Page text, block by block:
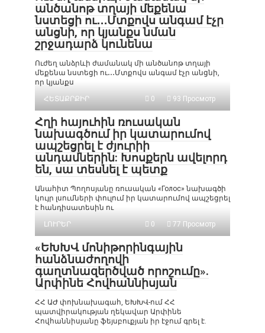
անծանոթ տղայի մեքենա
նստեցի ու․․․Մտքովս անգամ էչր
անցնի, որ կյանքս նման
շրջադարձ կունենա
Ուժեղ անձրևի ժամանակ մի անծանոթ տղայի
մեքենա նստեցի ու․․․Մտքովս անգամ էչր անցնի,
որ կյանքս
ՀԵՏԱՔՐՔԻՐ
0 93 Просмотр
Հղի հայուհին ռուսական
նախագծում իր կատարումով
ապշեցրել է ժյուրիի
անդամներին: Խոսքերն ավելորդ
են, սա տեսնել է պետք
Անահիտ Պողոսյանը ռուսական «Голос» նախագծի
կույր լսումների փուլում իր կատարումով ապշեցրել
է հանդիսատեսին ու
ԼՈՒՐԵՐ
0 77 Просмотр
«ԵԽԽՎ մոնիթորինգային
հանձնաժողովի
գաղտնազերծված որոշումը».
Արփինե Հովհաննիսյան
ՀՀ ԱԺ փոխնախագահ, ԵԽԽՎ-ում ՀՀ
պատվիրակության ղեկավար Արփինե
Հովհաննիսյանը ֆեյսբուքյան իր էջում գրել է.